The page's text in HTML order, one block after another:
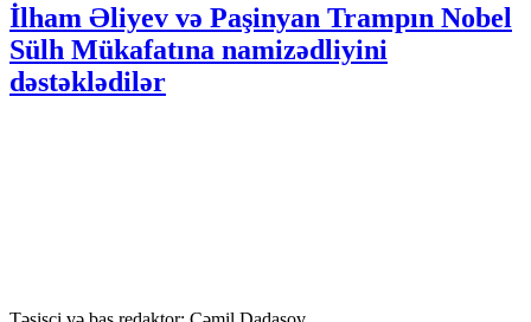
İlham Əliyev və Paşinyan Trampın Nobel
Sülh Mükafatına namizədliyini
dəstəklədilər